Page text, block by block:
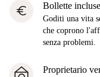
euro Bollette incluse
Goditi una vita
che coprono
senza problemi.
Proprietario